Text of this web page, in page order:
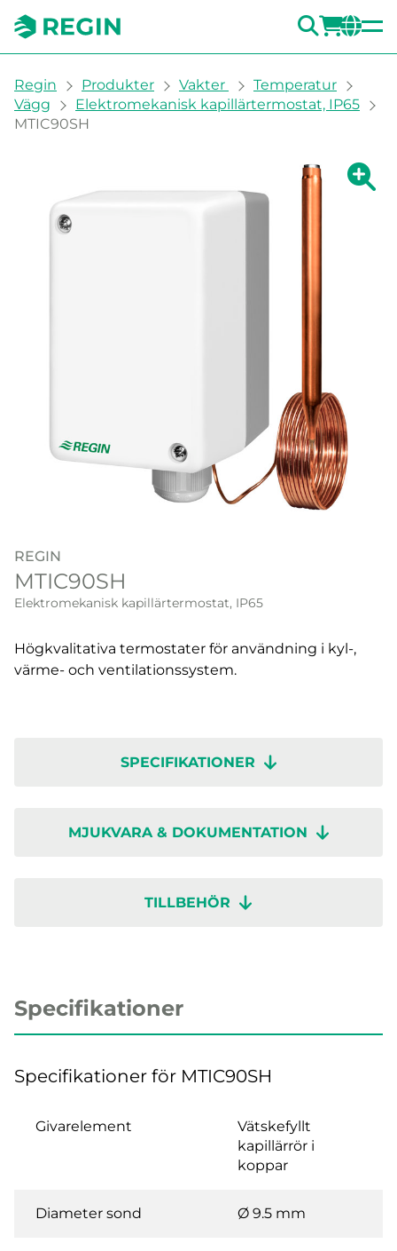
SÖK
You are here:
Regin Produkter Vakter
Temperatur
Vägg
Elektromekanisk kapillärtermostat, IP65
MTIC90SH
Visa
REGIN
MTIC90SH
Elektromekanisk kapillärtermostat, IP65
Högkvalitativa termostater för användning i kyl-,
värme- och ventilationssystem.
SPECIFIKATIONER
MJUKVARA & DOKUMENTATION
TILLBEHÖR
Specifikationer
Specifikationer för MTIC90SH
Givarelement
Vätskefyllt
kapillärrör i
koppar
Diameter sond Ø 9.5 mm